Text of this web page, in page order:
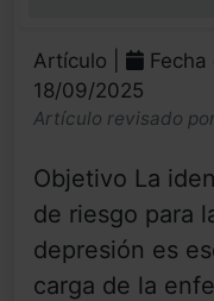
Artículo |
18/09/2025
Artículo revisado
Objetivo La
de riesgo para
depresión es
carga de la